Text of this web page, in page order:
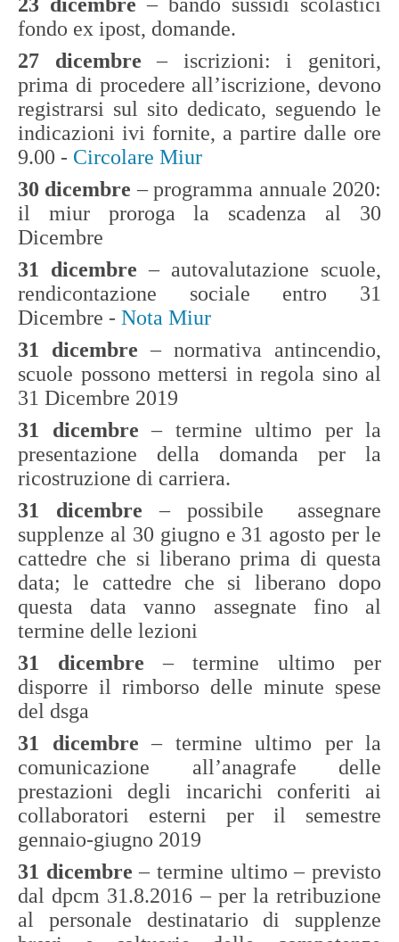
fondo ex ipost, domande.
27 dicembre – iscrizioni: i genitori,
prima di procedere all’iscrizione, devono
registrarsi sul sito dedicato, seguendo le
indicazioni ivi fornite, a partire dalle ore
9.00 - Circolare Miur
30 dicembre –programma annuale 2020:
il miur proroga la scadenza al 30
Dicembre
31 dicembre – autovalutazione scuole,
rendicontazione sociale entro 31
Dicembre - Nota Miur
31 dicembre – normativa antincendio,
scuole possono mettersi in regola sino al
31 Dicembre 2019
31 dicembre – termine ultimo per la
presentazione della domanda per la
ricostruzione di carriera.
31 dicembre – possibile assegnare
supplenze al 30 giugno e 31 agosto per le
cattedre che si liberano prima di questa
data; le cattedre che si liberano dopo
questa data vanno assegnate fino al
termine delle lezioni
31 dicembre – termine ultimo per
disporre il rimborso delle minute spese
del dsga
31 dicembre – termine ultimo per la
comunicazione all’anagrafe delle
prestazioni degli incarichi conferiti ai
collaboratori esterni per il semestre
gennaio-giugno 2019
31 dicembre – termine ultimo – previsto
dal dpcm 31.8.2016 – per la retribuzione
al personale destinatario di supplenze